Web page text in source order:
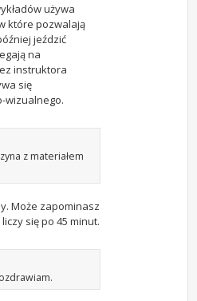
używa
które pozwalają
jeździć
na
instruktora
się
wizualnego.
z materiałem
Może zapominasz
się po 45 minut.